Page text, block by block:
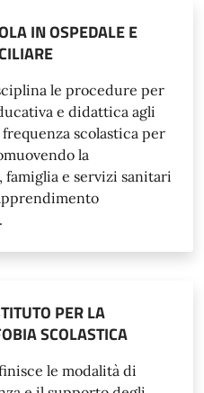
IN OSPEDALE E
le procedure per
e didattica agli
scolastica per
la
famiglia e servizi sanitari
PER LA
SCOLASTICA
le modalità di